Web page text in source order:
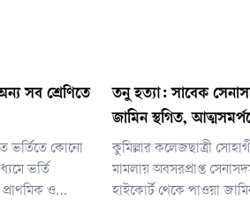
সব শ্রেণিতে
ভর্তিতে কোনো
ভর্তি
ও
তনু হত্যা: সাবেক
জামিন স্থগিত,
কুমিল্লার কলেজছাত্রী
মামলায় অবসরপ্রাপ্ত
হাইকোর্ট থেকে পাওয়া